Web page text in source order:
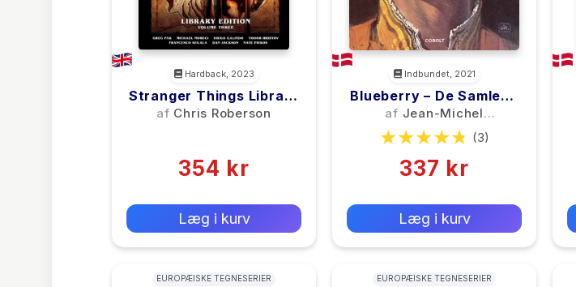
Hardback, 2023
Stranger Things Library
Edition Volume 3
af Chris Roberson
354 kr
Læg i kurv
Indbundet, 2021
Blueberry – De Samlede
Eventyr 5
af Jean-Michel
Charlier
(3)
337 kr
Læg i kurv
EUROPÆISKE TEGNESERIER EUROPÆISKE TEGNESERIER